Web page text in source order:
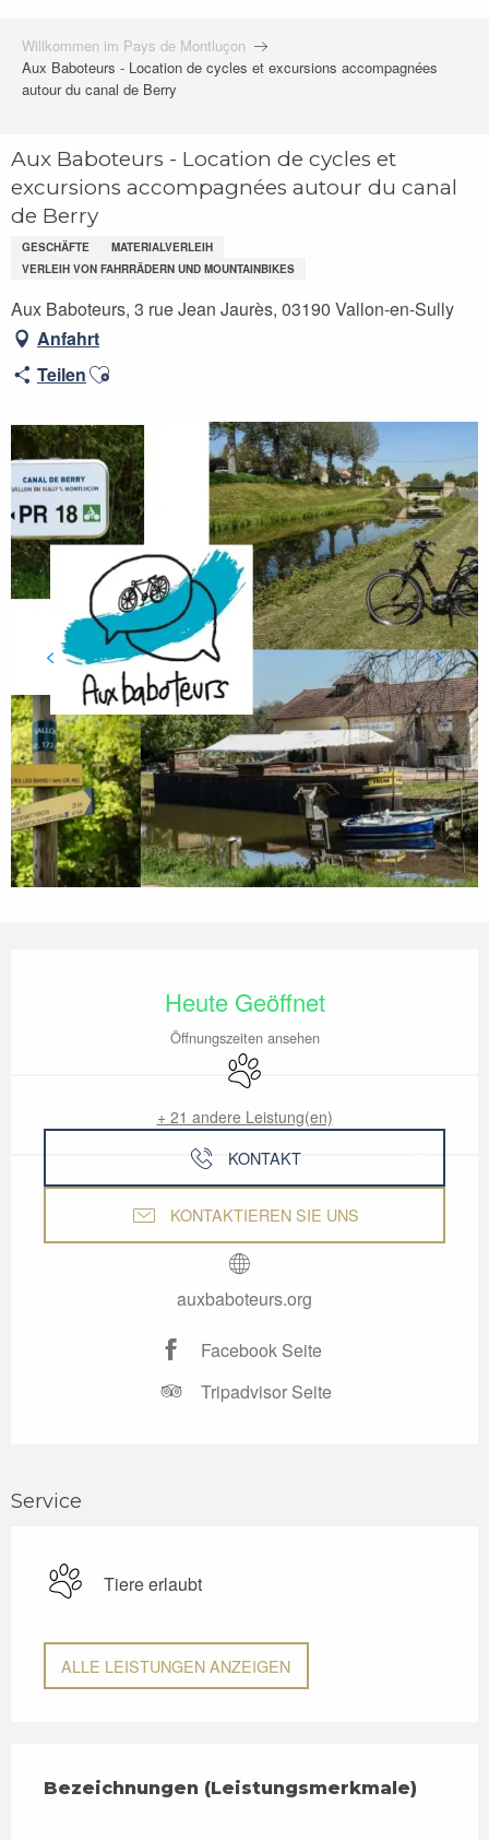
Willkommen im Pays de Montluçon
Aux Baboteurs - Location de cycles et excursions accompagnées
autour du canal de Berry
Aux Baboteurs - Location de cycles et
excursions accompagnées autour du canal
de Berry
GESCHÄFTE
MATERIALVERLEIH
VERLEIH VON FAHRRÄDERN UND MOUNTAINBIKES
Aux Baboteurs, 3 rue Jean Jaurès, 03190 Vallon-en-Sully
Anfahrt
TeilenAjouter aux favoris
Heute Geöffnet
Öffnungszeiten ansehen
Tiere erlaubt
+ 21 andere Leistung(en)
KONTAKT
KONTAKTIEREN SIE UNS
auxbaboteurs.org
Facebook Seite
Tripadvisor Seite
Service
Tiere erlaubt
ALLE LEISTUNGEN ANZEIGEN
Bezeichnungen (Leistungsmerkmale)
Bezeichnungen (Leistungsmerkmale)